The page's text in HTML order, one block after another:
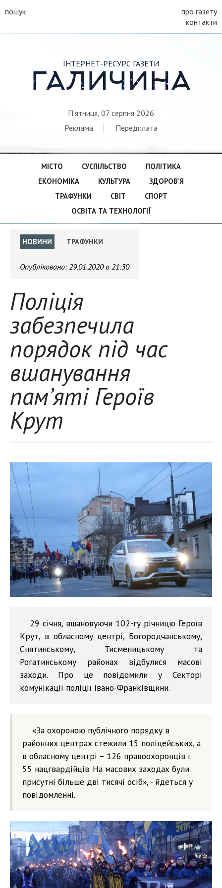
пошук
про газету
контакти
ІНТЕРНЕТ-РЕСУРС ГАЗЕТИ
ГАЛИЧИНА
П'ятниця, 07 серпня 2026
Реклама
Передплата
МІСТО СУСПІЛЬСТВО
ПОЛІТИКА
ЕКОНОМІКА
КУЛЬТУРА
ЗДОРОВ’Я
ТРАФУНКИ
СВІТ
СПОРТ
ОСВІТА ТА ТЕХНОЛОГІЇ
НОВИНИ ТРАФУНКИ
Опубліковано:29.01.2020 о 21:30
Поліція
забезпечила
порядок під час
вшанування
пам’яті Героїв
Крут
29 січня, вшановуючи 102-гу річницю Героїв
Крут, в обласному центрі, Богородчанському,
Снятинському, Тисменицькому та
Рогатинському районах відбулися масові
заходи. Про це повідомили у Секторі
комунікації поліції Івано-Франківщини.
«За охороною публічного порядку в
районних центрах стежили 15 поліцейських, а
в обласному центрі – 126 правоохоронців і
55 нацгвардійців. На масових заходах були
присутні більше дві тисячі осіб», - йдеться у
повідомленні.